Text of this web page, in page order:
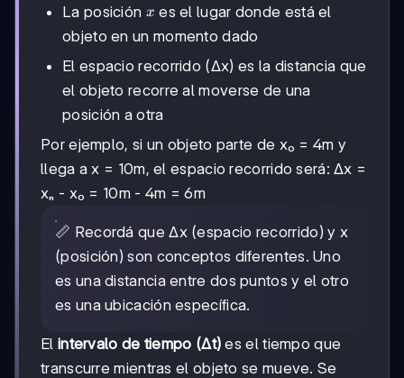
La posición x
x es el lugar donde está el
objeto en un momento dado
El espacio recorrido (Δx) es la distancia que
el objeto recorre al moverse de una
posición a otra
Por ejemplo, si un objeto parte de x₀ = 4m y
llega a x = 10m, el espacio recorrido será: Δx =
xₙ - x₀ = 10m - 4m = 6m
📏 Recordá que Δx (espacio recorrido) y x
(posición) son conceptos diferentes. Uno
es una distancia entre dos puntos y el otro
es una ubicación específica.
El intervalo de tiempo (Δt) es el tiempo que
transcurre mientras el objeto se mueve. Se